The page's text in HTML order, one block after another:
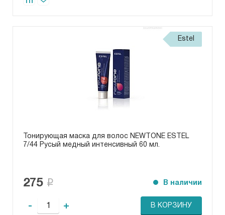
Estel
Тонирующая маска для волос NEWTONE ESTEL
7/44 Русый медный интенсивный 60 мл.
275 В наличии
- + В КОРЗИНУ